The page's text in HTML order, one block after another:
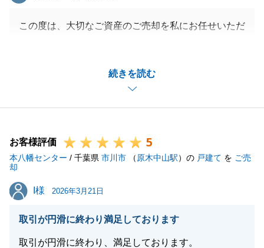
続きを読む
この度は、大切なご資産のご売却を私にお任せいただ
初めてのご売却でご不安も多かったと存じますが、一
つひとつ疑問を解消しながらご一緒にお手続きを進め
のご売却という最良の結果を迎えられたことに、私も
大変嬉しく思っております。
まいります。
でもお気軽にご連絡下さい。
今後とも宜しくお願い申し上げます。
お客様評価 5
本八幡センター / 千葉県 市川市 （ 原木中山駅）の 戸建て を ご売
却
I様
I様 2026年3月21日
取引が円滑に終わり満足しております
取引が円滑に終わり、満足しております。